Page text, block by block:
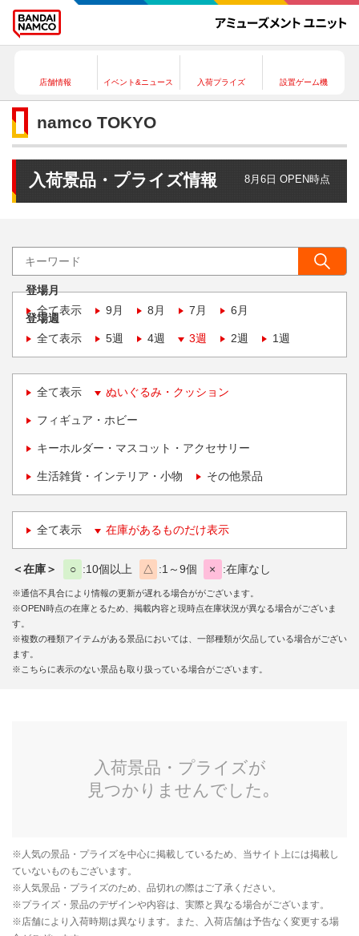
店舗情報 イベント&ニュース 入荷プライズ 設置ゲーム機
namco TOKYO
入荷景品・プライズ情報 8月6日 OPEN時点
登場月
全て表示
9月 8月 7月 6月
登場週
全て表示
5週 4週 3週 2週 1週
全て表示 ぬいぐるみ・クッション
フィギュア・ホビー
キーホルダー・マスコット・アクセサリー
生活雑貨・インテリア・小物 その他景品
全て表示 在庫があるものだけ表示
＜在庫＞ ○ 10個以上 △ 1～9個 × 在庫なし
※通信不具合により情報の更新が遅れる場合ががございます。
※OPEN時点の在庫とるため、掲載内容と現時点在庫状況が異なる場合がございま
す。
※複数の種類アイテムがある景品においては、一部種類が欠品している場合がござい
ます。
※こちらに表示のない景品も取り扱っている場合がございます。